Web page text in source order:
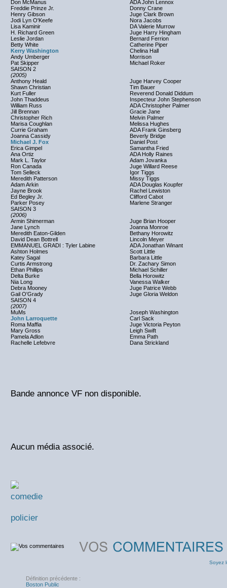
Don McManus
ADA John Lennox
Freddie Prinze Jr.
Donny Crane
Henry Gibson
Juge Clark Brown
Jodi Lyn O'Keefe
Nora Jacobs
Lisa Kaminir
DA Valerie Murrow
H. Richard Green
Juge Harry Hingham
Leslie Jordan
Bernard Ferrion
Betty White
Catherine Piper
Kerry Washington
Chelina Hall
Andy Umberger
Morrison
Pat Skipper
Michael Roker
SAISON 2
(2005)
Anthony Heald
Juge Harvey Cooper
Shawn Christian
Tim Bauer
Kurt Fuller
Reverend Donald Diddum
John Thaddeus
Inspecteur John Stephenson
William Russ
ADA Christopher Palmer
Jill Brennan
Gracie Jane
Christopher Rich
Melvin Palmer
Marisa Coughlan
Melissa Hughes
Currie Graham
ADA Frank Ginsberg
Joanna Cassidy
Beverly Bridge
Michael J. Fox
Daniel Post
Erica Gimpel
Samantha Fried
Ana Ortiz
ADA Holly Raines
Mark L. Taylor
Adam Jovanka
Ron Canada
Juge Willard Reese
Tom Selleck
Igor Tiggs
Meredith Patterson
Missy Tiggs
Adam Arkin
ADA Douglas Koupfer
Jayne Brook
Rachel Lewiston
Ed Begley Jr.
Clifford Cabot
Parker Posey
Marlene Stranger
SAISON 3
(2006)
Armin Shimerman
Juge Brian Hooper
Jane Lynch
Joanna Monroe
Meredith Eaton-Gilden
Bethany Horowitz
David Dean Bottrell
Lincoln Meyer
EMMANUEL GRADI : Tyler Labine
ADA Jonathan Winant
Ashton Holmes
Scott Little
Katey Sagal
Barbara Little
Curtis Armstrong
Dr. Zachary Simon
Ethan Phillips
Michael Schiller
Delta Burke
Bella Horowitz
Nia Long
Vanessa Walker
Debra Mooney
Juge Patrice Webb
Gail O'Grady
Juge Gloria Weldon
SAISON 4
(2007)
MuMs
Joseph Washington
John Larroquette
Carl Sack
Roma Maffia
Juge Victoria Peyton
Mary Gross
Leigh Swift
Pamela Adlon
Emma Path
Rachelle Lefebvre
Dana Strickland
Bande annonce VF non disponible.
Aucun média associé.
comedie
policier
Soyez
Définition précédente :
Boston Public